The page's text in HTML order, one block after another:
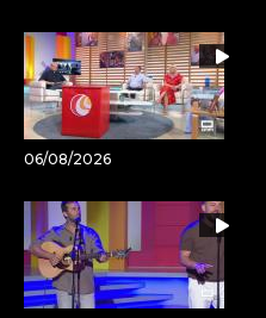
06/08/2026